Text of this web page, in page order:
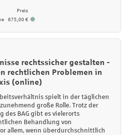
Preis
675,00 €
rechtssicher gestalten -
rechtlichen Problemen in
(online)
spielt in der täglichen
große Rolle. Trotz der
des BAG gibt es vielerorts
Behandlung von
allem, wenn überdurchschnittlich